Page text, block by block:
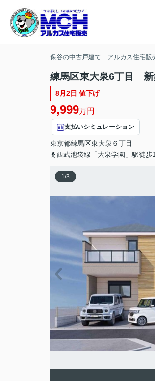
保谷の中古戸建て｜アルカス住宅販
練馬区東大泉6丁目
8月2日 値下げ
9,999万円
支払いシミュレーション
東京都練馬区東大泉 ６丁目
西武池袋線「大泉学園」駅徒歩
1/3